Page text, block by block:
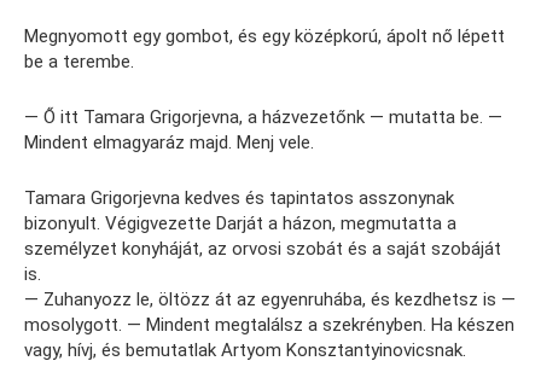
Megnyomott egy gombot, és egy középkorú, ápolt nő lépett
be a terembe.
— Ő itt Tamara Grigorjevna, a házvezetőnk — mutatta be. —
Mindent elmagyaráz majd. Menj vele.
Tamara Grigorjevna kedves és tapintatos asszonynak
bizonyult. Végigvezette Darját a házon, megmutatta a
személyzet konyháját, az orvosi szobát és a saját szobáját
is.
— Zuhanyozz le, öltözz át az egyenruhába, és kezdhetsz is —
mosolygott. — Mindent megtalálsz a szekrényben. Ha készen
vagy, hívj, és bemutatlak Artyom Konsztantyinovicsnak.